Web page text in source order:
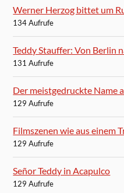
Werner Herzog bittet um
134 Aufrufe
Teddy Stauffer: Von Berlin
131 Aufrufe
Der meistgedruckte Name
129 Aufrufe
Filmszenen wie aus einem
129 Aufrufe
Señor Teddy in Acapulco
129 Aufrufe